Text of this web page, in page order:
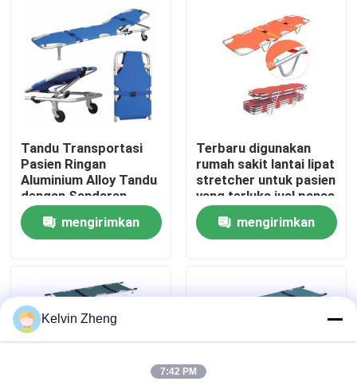
Video
Tentang Kami
Tur Pabrik
Kontrol Kualitas
Hubungi Kami
Kasus-kasus
Tandu Transportasi
Pasien Ringan
Aluminium Alloy Tandu
dengan Sandaran
Tempat Tidur Tandu
Darurat Medis
mengirimkan
Terbaru digunakan
rumah sakit lantai lipat
stretcher untuk pasien
yang terluka jual panas
mengirimkan
Kelvin Zheng
7:42 PM